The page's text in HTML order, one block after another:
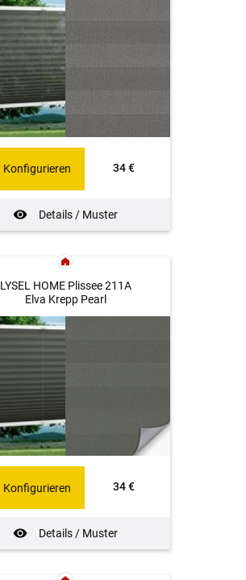
34 €
Details / Muster
Konfigurieren
LYSEL HOME Plissee 211A
Elva Krepp Pearl
34 €
Details / Muster
Konfigurieren